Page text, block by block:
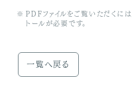
PDFファイルをご覧いただくには
トールが必要です。
一覧へ戻る